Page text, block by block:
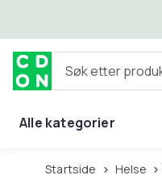
Søk etter
Alle kategorier
Startside Helse